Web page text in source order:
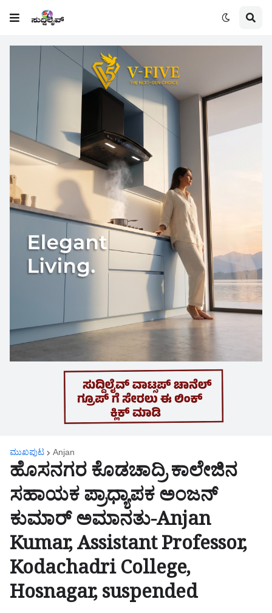
ಮುಖಪುಟ Anjan
ಹೊಸನಗರ ಕೊಡಚಾದ್ರಿ ಕಾಲೇಜಿನ
ಸಹಾಯಕ ಪ್ರಾಧ್ಯಾಪಕ ಅಂಜನ್
ಕುಮಾರ್ ಅಮಾನತು-Anjan
Kumar, Assistant Professor,
Kodachadri College,
Hosnagar, suspended